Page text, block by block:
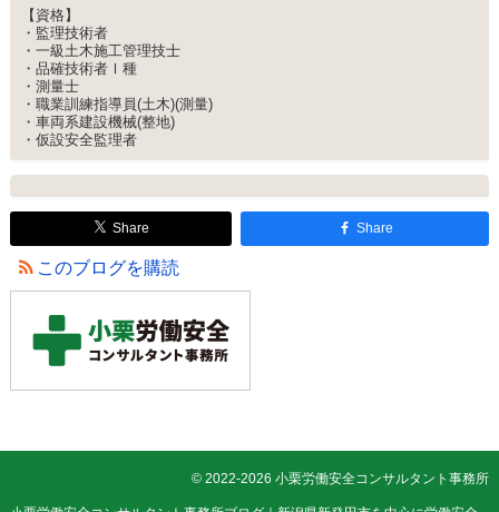
【資格】
・監理技術者
・一級土木施工管理技士
・品確技術者Ⅰ種
・測量士
・職業訓練指導員(土木)(測量)
・車両系建設機械(整地)
・仮設安全監理者
Share Share
このブログを購読
© 2022-2026 小栗労働安全コンサルタント事務所